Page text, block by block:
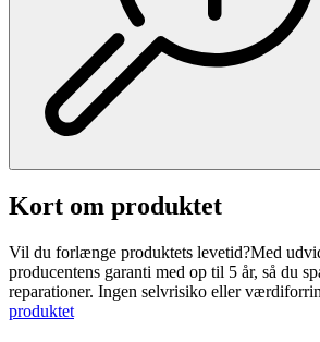
Kort om produktet
Vil du forlænge produktets levetid?Med
producentens garanti med op til 5 år, så du
reparationer. Ingen selvrisiko eller
produktet